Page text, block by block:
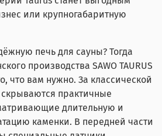
или крупногабаритную
печь для сауны? Тогда
производства SAWO TAURUS
что вам нужно. За классической
практичные
длительную и
каменки. В передней части